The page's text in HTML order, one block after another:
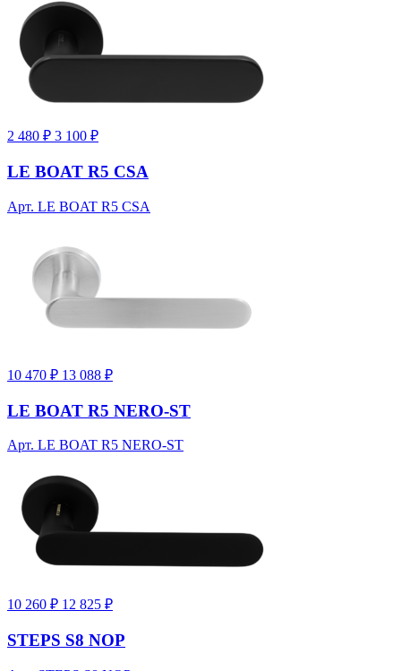
2 480 ₽ 3 100 ₽
LE BOAT R5 CSA
Арт. LE BOAT R5 CSA
10 470 ₽ 13 088 ₽
LE BOAT R5 NERO-ST
Арт. LE BOAT R5 NERO-ST
10 260 ₽ 12 825 ₽
STEPS S8 NOP